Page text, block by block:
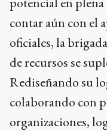
contar aún con el
oficiales, la
de recursos se
Rediseñando su
colaborando con
organizaciones,